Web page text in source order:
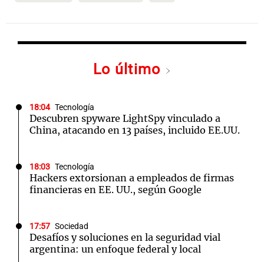
Lo último
18:04 Tecnología
Descubren spyware LightSpy vinculado a
China, atacando en 13 países, incluido EE.UU.
18:03 Tecnología
Hackers extorsionan a empleados de firmas
financieras en EE. UU., según Google
17:57 Sociedad
Desafíos y soluciones en la seguridad vial
argentina: un enfoque federal y local